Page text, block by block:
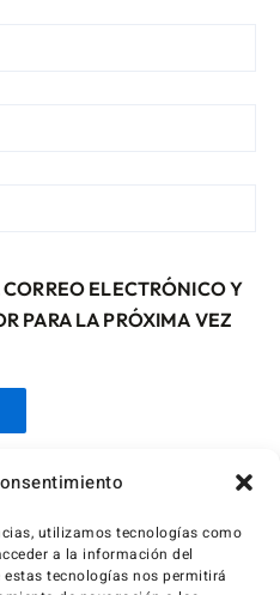
utilizamos tecnologías como
a la información del
tecnologías nos permitirá
ELECTRÓNICO Y
PARA LA PRÓXIMA VEZ